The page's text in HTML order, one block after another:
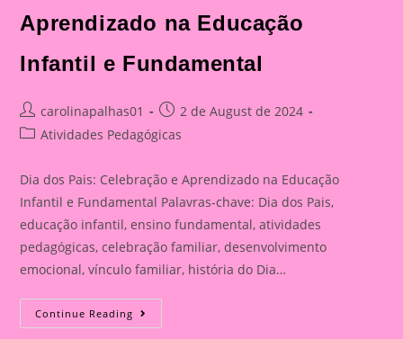
Educação
Infantil
Fundamental
Aprendizado na Educação
Infantil e Fundamental
Post
author:
carolinapalhas01
Post
published:
2 de August de 2024
PostAtividades Pedagógicas
Dia dos Pais: Celebração e Aprendizado na Educação
Infantil e Fundamental Palavras-chave: Dia dos Pais,
educação infantil, ensino fundamental, atividades
pedagógicas, celebração familiar, desenvolvimento
emocional, vínculo familiar, história do Dia…
Continue Reading Atividade
Para